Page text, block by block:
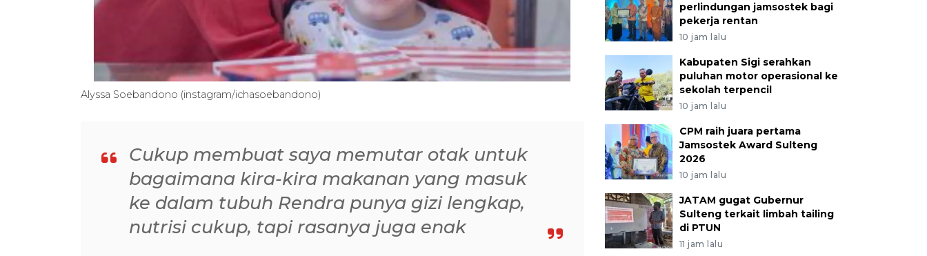
Alyssa Soebandono (instagram/ichasoebandono)
Cukup membuat saya memutar otak untuk
bagaimana kira-kira makanan yang masuk
ke dalam tubuh Rendra punya gizi lengkap,
nutrisi cukup, tapi rasanya juga enak
perlindungan jamsostek bagi
pekerja rentan
10 jam lalu
Kabupaten Sigi serahkan
puluhan motor operasional ke
sekolah terpencil
10 jam lalu
CPM raih juara pertama
Jamsostek Award Sulteng
2026
10 jam lalu
JATAM gugat Gubernur
Sulteng terkait limbah tailing
di PTUN
11 jam lalu